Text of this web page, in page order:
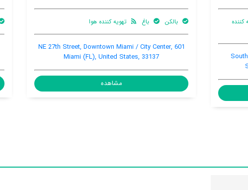
هوا
601 NE 27th Street,
Miami (FL),
رستوران ها
14501 S. Dixie Hwy. -- US 1, Kendall, Miami (FL),
United States, 33176-7925